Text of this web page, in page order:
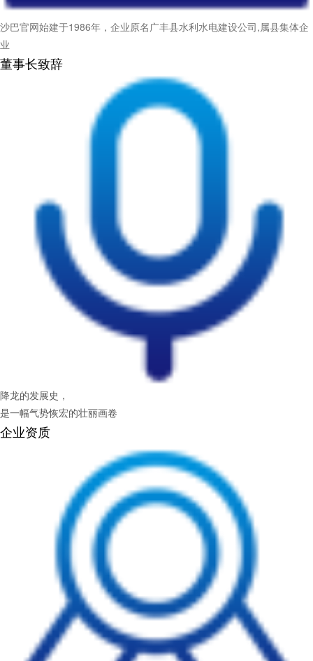
沙巴官网始建于1986年，企业原名广丰县水利水电建设公司,属县集体企
业
董事长致辞
降龙的发展史，
是一幅气势恢宏的壮丽画卷
企业资质